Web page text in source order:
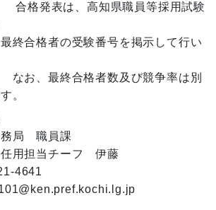
合格発表は、高知県職員等採用試験
の受験番号を掲示して行い
合格者数及び競争率は別
局　職員課
用担当チーフ　伊藤
4641